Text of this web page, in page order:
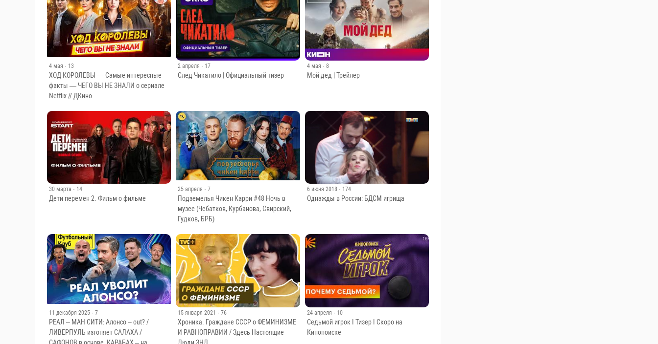
Похожие
4 мая · 13
ХОД КОРОЛЕВЫ — Самые интересные
факты — ЧЕГО ВЫ НЕ ЗНАЛИ о сериале
Netflix // ДКино
След Чикатило | Официальный тизер Мой дед | Трейлер
Дети перемен 2. Фильм о фильме
25 апреля · 7
Подземелья Чикен Карри #48 Ночь в
музее (Чебатков, Курбанова, Свирский,
Гудков, БРБ)
Однажды в России: БДСМ игрища